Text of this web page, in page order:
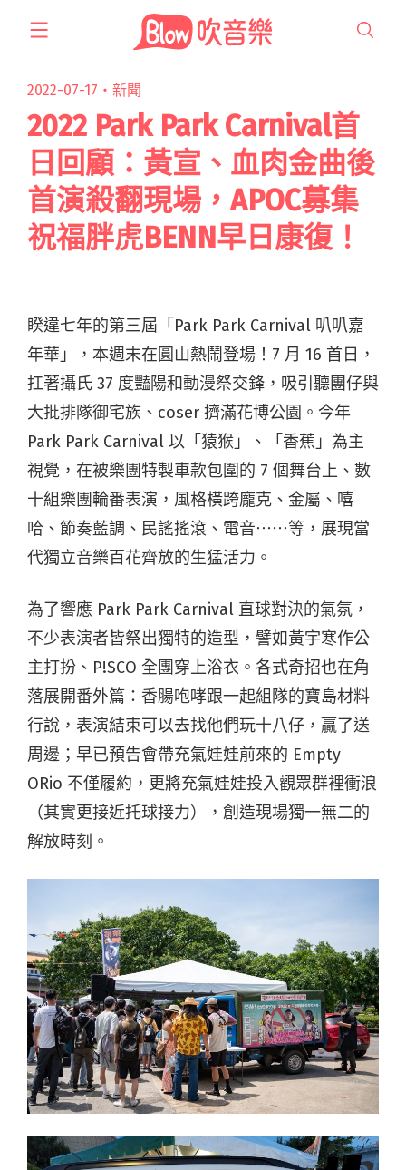
2022-07-17・ 新聞
2022 Park Park Carnival首
日回顧：黃宣、血肉金曲後
首演殺翻現場，APOC募集
祝福胖虎BENN早日康復！
睽違七年的第三屆「Park Park Carnival 叭叭嘉
年華」，本週末在圓山熱鬧登場！7 月 16 首日，
扛著攝氏 37 度豔陽和動漫祭交鋒，吸引聽團仔與
大批排隊御宅族、coser 擠滿花博公園。今年
Park Park Carnival 以「猿猴」、「香蕉」為主
視覺，在被樂團特製車款包圍的 7 個舞台上、數
十組樂團輪番表演，風格橫跨龐克、金屬、嘻
哈、節奏藍調、民謠搖滾、電音⋯⋯等，展現當
代獨立音樂百花齊放的生猛活力。
為了響應 Park Park Carnival 直球對決的氣氛，
不少表演者皆祭出獨特的造型，譬如黃宇寒作公
主打扮、P!SCO 全團穿上浴衣。各式奇招也在角
落展開番外篇：香腸咆哮跟一起組隊的寶島材料
行說，表演結束可以去找他們玩十八仔，贏了送
周邊；早已預告會帶充氣娃娃前來的 Empty
ORio 不僅履約，更將充氣娃娃投入觀眾群裡衝浪
（其實更接近托球接力），創造現場獨一無二的
解放時刻。